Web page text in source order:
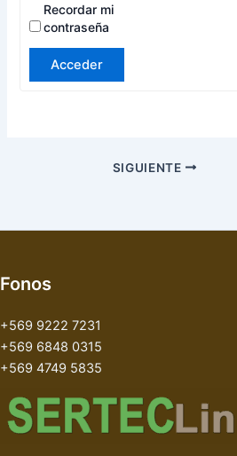
Recordar mi
contraseña
Acceder
SIGUIENTE
Fonos
+569 9222 7231
+569 6848 0315
+569 4749 5835